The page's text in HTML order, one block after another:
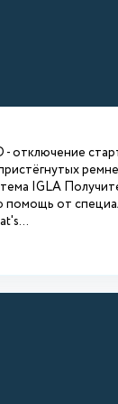
- отключение
IGLA
от